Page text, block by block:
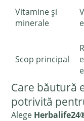
Vitamine și
minerale
Scop principal
Care băutură
potrivită
Alege